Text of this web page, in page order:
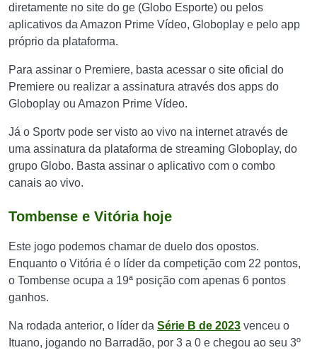
diretamente no site do ge (Globo Esporte) ou pelos
aplicativos da Amazon Prime Vídeo, Globoplay e pelo app
próprio da plataforma.
Para assinar o Premiere, basta acessar o site oficial do
Premiere ou realizar a assinatura através dos apps do
Globoplay ou Amazon Prime Vídeo.
Já o Sportv pode ser visto ao vivo na internet através de
uma assinatura da plataforma de streaming Globoplay, do
grupo Globo. Basta assinar o aplicativo com o combo
canais ao vivo.
Tombense e Vitória hoje
Este jogo podemos chamar de duelo dos opostos.
Enquanto o Vitória é o líder da competição com 22 pontos,
o Tombense ocupa a 19ª posição com apenas 6 pontos
ganhos.
Na rodada anterior, o líder da Série B de 2023 venceu o
Ituano, jogando no Barradão, por 3 a 0 e chegou ao seu 3º